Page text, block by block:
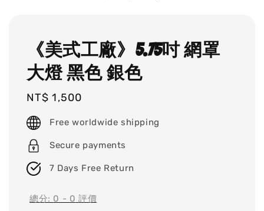
《美式工廠》5.75吋 網罩
大燈 黑色 銀色
Regular
price
NT$ 1,500
Free worldwide shipping
Secure payments
7 Days Free Return
總分: 0 - 0 評價